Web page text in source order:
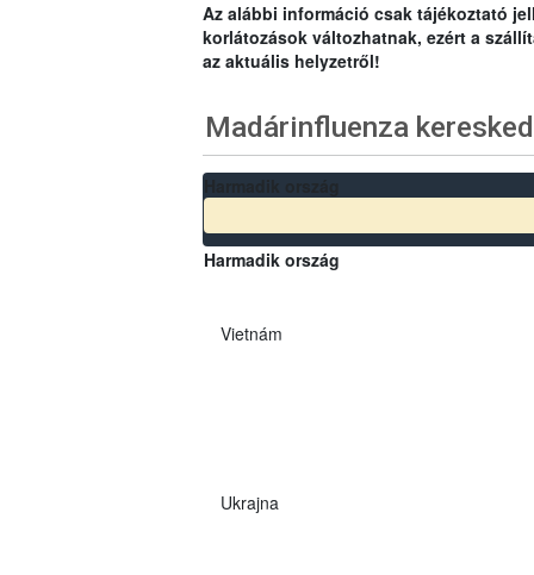
Az alábbi információ csak tájékoztató
korlátozások változhatnak, ezért a
az aktuális helyzetről!
Madárinfluenza
Harmadik ország
Vietnám
Ukrajna